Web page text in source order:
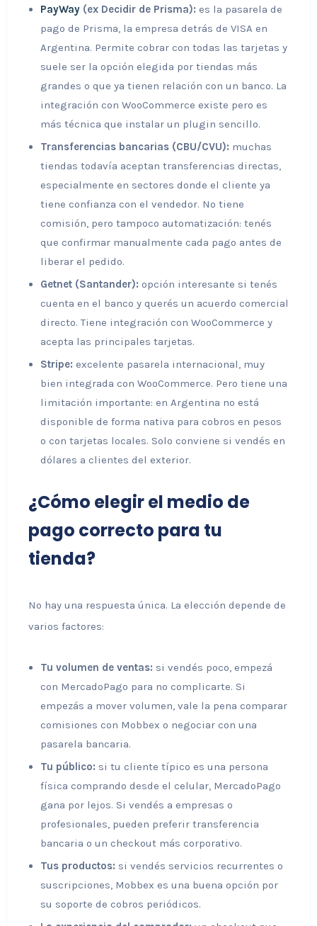
PayWay(ex Decidir de Prisma): es la pasarela de
pago de Prisma, la empresa detrás de VISA en
Argentina. Permite cobrar con todas las tarjetas y
suele ser la opción elegida por tiendas más
grandes o que ya tienen relación con un banco. La
integración con WooCommerce existe pero es
más técnica que instalar un plugin sencillo.
Transferencias bancarias (CBU/CVU): muchas
tiendas todavía aceptan transferencias directas,
especialmente en sectores donde el cliente ya
tiene confianza con el vendedor. No tiene
comisión, pero tampoco automatización: tenés
que confirmar manualmente cada pago antes de
liberar el pedido.
Getnet (Santander): opción interesante si tenés
cuenta en el banco y querés un acuerdo comercial
directo. Tiene integración con WooCommerce y
acepta las principales tarjetas.
Stripe: excelente pasarela internacional, muy
bien integrada con WooCommerce. Pero tiene una
limitación importante: en Argentina no está
disponible de forma nativa para cobros en pesos
o con tarjetas locales. Solo conviene si vendés en
dólares a clientes del exterior.
¿Cómo elegir el medio de
pago correcto para tu
tienda?
No hay una respuesta única. La elección depende de
varios factores:
Tu volumen de ventas: si vendés poco, empezá
con MercadoPago para no complicarte. Si
empezás a mover volumen, vale la pena comparar
comisiones con Mobbex o negociar con una
pasarela bancaria.
Tu público: si tu cliente típico es una persona
física comprando desde el celular, MercadoPago
gana por lejos. Si vendés a empresas o
profesionales, pueden preferir transferencia
bancaria o un checkout más corporativo.
Tus productos: si vendés servicios recurrentes o
suscripciones, Mobbex es una buena opción por
su soporte de cobros periódicos.